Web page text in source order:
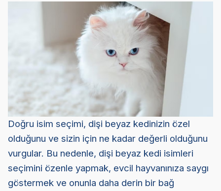
Doğru isim seçimi, dişi beyaz kedinizin özel
olduğunu ve sizin için ne kadar değerli olduğunu
vurgular. Bu nedenle, dişi beyaz kedi isimleri
seçimini özenle yapmak, evcil hayvanınıza saygı
göstermek ve onunla daha derin bir bağ